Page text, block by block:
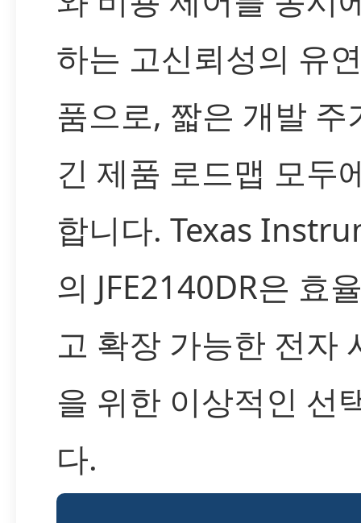
하는 고신뢰성의 유
품으로, 짧은 개발 주
긴 제품 로드맵 모두
합니다. Texas
의 JFE2140DR은 효
고 확장 가능한 전자
을 위한 이상적인 선
다.